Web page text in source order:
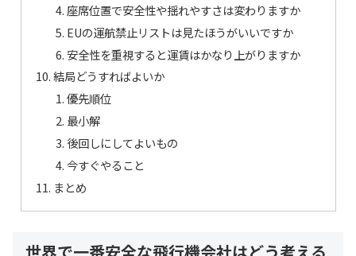
座席位置で安全性や揺れやすさは変わりますか
EUの運航禁止リストは見たほうがいいですか
安全性を重視すると運賃はかなり上がりますか
結局どうすればよいか
優先順位
最小解
後回しにしてよいもの
今すぐやること
まとめ